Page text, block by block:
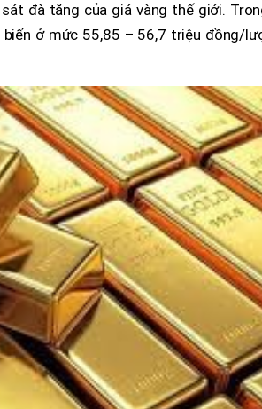
đà tăng của giá vàng thế giới.
ở mức 55,85 – 56,7 triệu đồng/